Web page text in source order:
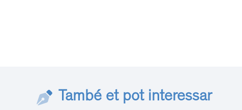
També et pot interessar